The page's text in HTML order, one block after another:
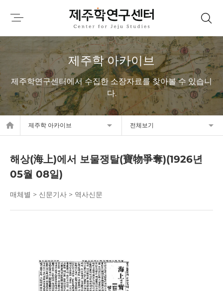
제주학 아카이브
제주학연구센터에서 수집한 소장자료를 찾아볼 수 있습니
다.
home 제주학 아카이브 전체보기
해상(海上)에서 보물쟁탈(寶物爭奪)(1926년
05월 08일)
매체별 > 신문기사 > 역사신문